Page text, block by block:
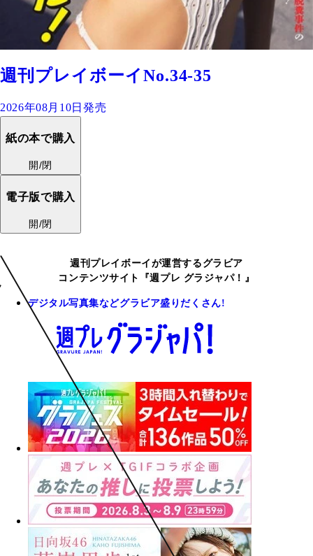
週刊プレイボーイNo.34-35
2026年08月10日発売
紙の本で購入
開/閉
電子版で購入
開/閉
週刊プレイボーイが運営するグラビア
コンテンツサイト『週プレ グラジャパ！』
デジタル写真集などグラビア盛りだくさん!